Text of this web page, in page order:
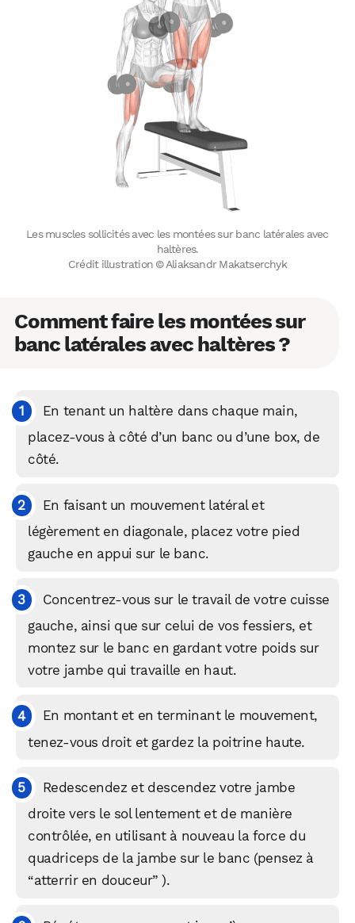
Les muscles sollicités avec les montées sur banc latérales avec
haltères.
Crédit illustration © Aliaksandr Makatserchyk
Comment faire les montées sur
banc latérales avec haltères ?
En tenant un haltère dans chaque main,
placez-vous à côté d’un banc ou d’une box, de
côté.
En faisant un mouvement latéral et
légèrement en diagonale, placez votre pied
gauche en appui sur le banc.
Concentrez-vous sur le travail de votre cuisse
gauche, ainsi que sur celui de vos fessiers, et
montez sur le banc en gardant votre poids sur
votre jambe qui travaille en haut.
En montant et en terminant le mouvement,
tenez-vous droit et gardez la poitrine haute.
Redescendez et descendez votre jambe
droite vers le sol lentement et de manière
contrôlée, en utilisant à nouveau la force du
quadriceps de la jambe sur le banc (pensez à
“atterrir en douceur” ).